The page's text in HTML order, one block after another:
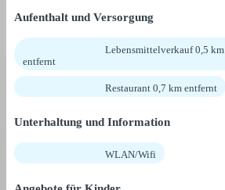
Aufenthalt und Versorgung
Lebensmittelverkauf 0,5 km
entfernt
Restaurant 0,7 km entfernt
Unterhaltung und Information
WLAN/Wifi